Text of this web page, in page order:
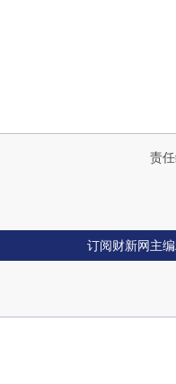
责
订阅财新网主